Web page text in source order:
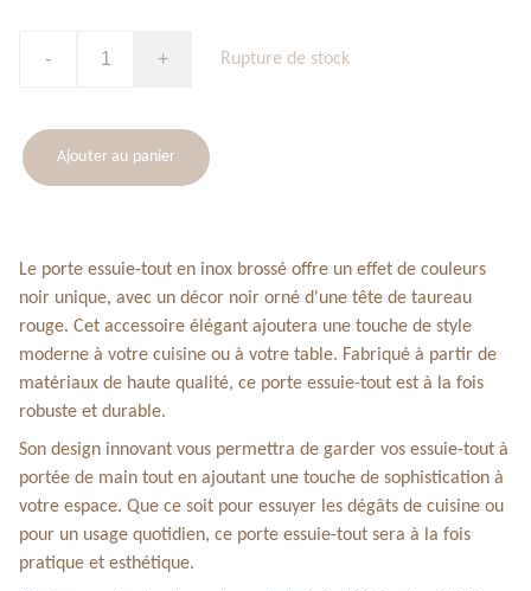
- + Rupture de stock
Ajouter au panier
Le porte essuie-tout en inox brossé offre un effet de couleurs
noir unique, avec un décor noir orné d'une tête de taureau
rouge. Cet accessoire élégant ajoutera une touche de style
moderne à votre cuisine ou à votre table. Fabriqué à partir de
matériaux de haute qualité, ce porte essuie-tout est à la fois
robuste et durable.
Son design innovant vous permettra de garder vos essuie-tout à
portée de main tout en ajoutant une touche de sophistication à
votre espace. Que ce soit pour essuyer les dégâts de cuisine ou
pour un usage quotidien, ce porte essuie-tout sera à la fois
pratique et esthétique.